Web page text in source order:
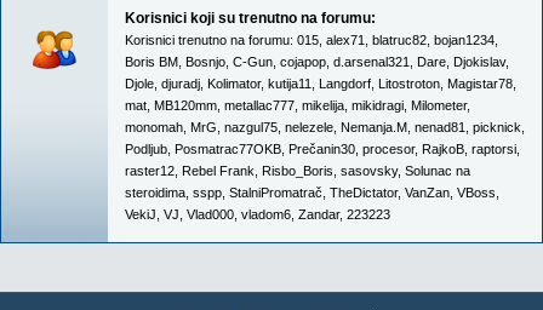
Korisnici koji su trenutno na forumu:
Korisnici trenutno na forumu: 015 alex71 blatruc82 bojan1234
Boris BM Bosnjo C-Gun cojapop d.arsenal321 Dare Djokislav,
Djole djuradj Kolimator, kutija11 Langdorf Litostroton Magistar78
mat MB120mm metallac777 mikelija mikidragi Milometer,
monomah MrG nazgul75 nelezele Nemanja.M nenad81 picknick
Podljub Posmatrac77OKB Prečanin30 procesor, RajkoB raptorsi
raster12 Rebel Frank Risbo_Boris sasovsky, Solunac na
steroidima sspp StalniPromatrač TheDictator, VanZan VBoss
VekiJ VJ Vlad000 vladom6 Zandar, 223223